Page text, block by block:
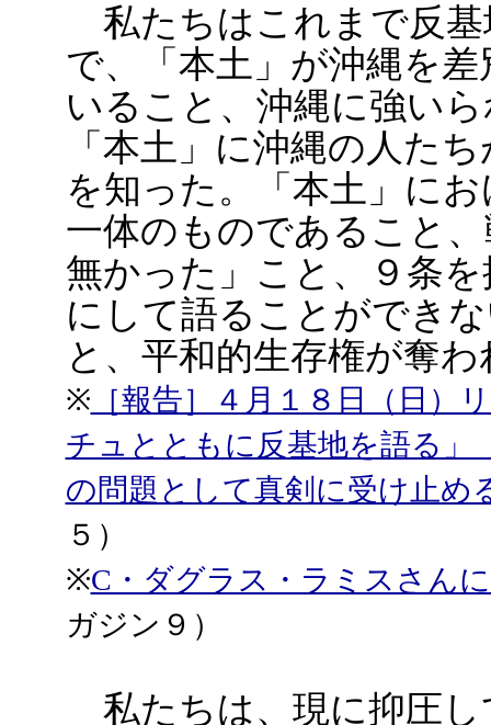
私たちはこれまで反基
で、「本土」が沖縄を
いること、沖縄に強い
「本土」に沖縄の人た
を知った。「本土」に
一体のものであること
無かった」こと、９条
にして語ることができ
と、平和的生存権が奪
※ ［報告］４月１８日（日）
チュとともに反基地を語る
の問題として真剣に受け止め
５）
※C・ダグラス・ラミスさん
ガジン９）
私たちは、現に抑圧し